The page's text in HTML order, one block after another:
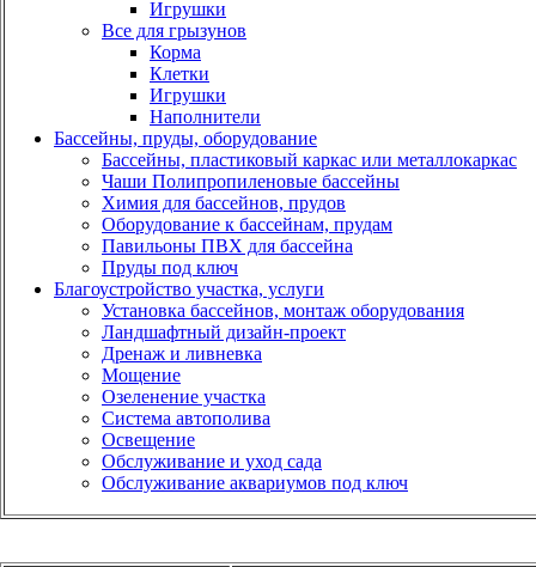
Игрушки
Все для грызунов
Корма
Клетки
Игрушки
Наполнители
Бассейны, пруды, оборудование
Бассейны, пластиковый каркас или металлокаркас
Чаши Полипропиленовые бассейны
Химия для бассейнов, прудов
Оборудование к бассейнам, прудам
Павильоны ПВХ для бассейна
Пруды под ключ
Благоустройство участка, услуги
Установка бассейнов, монтаж оборудования
Ландшафтный дизайн-проект
Дренаж и ливневка
Мощение
Озеленение участка
Система автополива
Освещение
Обслуживание и уход сада
Обслуживание аквариумов под ключ